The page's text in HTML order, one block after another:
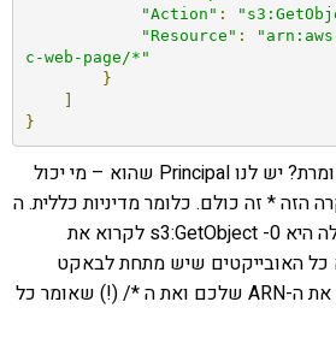
"Action" :
"Resource" :
c-web-page/*"
}
}
מה בעצם המדיניות הזו אומרת? יש לנו Principal שהוא – מי יכול
* זה כולם. כלומר מדיניות כללית. ה
Effect הוא Allow והפעולה היא s3:GetObject -0 לקרוא את
כל האובייקטים שיש מתחת לבאקט
שיצרנו. אל תשכחו לשים את ה-ARN שלכם ואת ה */ (!) שאומר כל